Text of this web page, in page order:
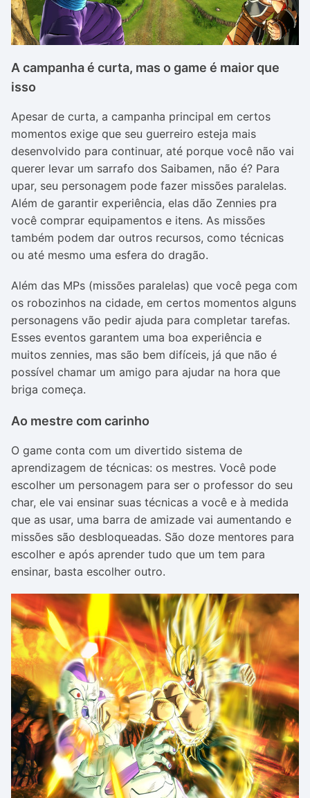
A campanha é curta, mas o game é maior que
isso
Apesar de curta, a campanha principal em certos
momentos exige que seu guerreiro esteja mais
desenvolvido para continuar, até porque você não vai
querer levar um sarrafo dos Saibamen, não é? Para
upar, seu personagem pode fazer missões paralelas.
Além de garantir experiência, elas dão Zennies pra
você comprar equipamentos e itens. As missões
também podem dar outros recursos, como técnicas
ou até mesmo uma esfera do dragão.
Além das MPs (missões paralelas) que você pega com
os robozinhos na cidade, em certos momentos alguns
personagens vão pedir ajuda para completar tarefas.
Esses eventos garantem uma boa experiência e
muitos zennies, mas são bem difíceis, já que não é
possível chamar um amigo para ajudar na hora que
briga começa.
Ao mestre com carinho
O game conta com um divertido sistema de
aprendizagem de técnicas: os mestres. Você pode
escolher um personagem para ser o professor do seu
char, ele vai ensinar suas técnicas a você e à medida
que as usar, uma barra de amizade vai aumentando e
missões são desbloqueadas. São doze mentores para
escolher e após aprender tudo que um tem para
ensinar, basta escolher outro.